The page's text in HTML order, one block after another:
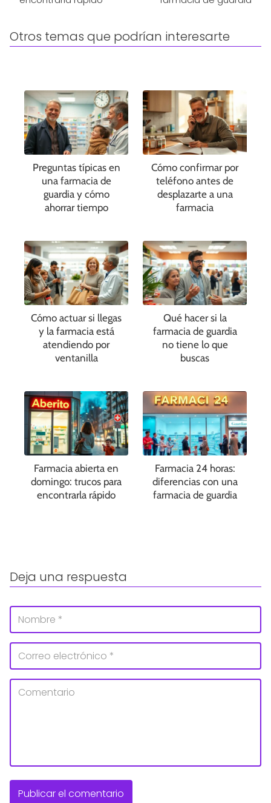
Otros temas que podrían interesarte
Preguntas típicas en
una farmacia de
guardia y cómo
ahorrar tiempo
Cómo confirmar por
teléfono antes de
desplazarte a una
farmacia
Cómo actuar si llegas
y la farmacia está
atendiendo por
ventanilla
Qué hacer si la
farmacia de guardia
no tiene lo que
buscas
Farmacia abierta en
domingo: trucos para
encontrarla rápido
Farmacia 24 horas:
diferencias con una
farmacia de guardia
Deja una respuesta